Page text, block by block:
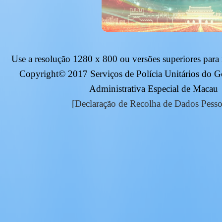
Use a resolução 1280 x 800 ou versões superiores
Copyright© 2017 Serviços de Polícia Unitários do
Administrativa Especial de Macau
[Declaração de Recolha de Dados